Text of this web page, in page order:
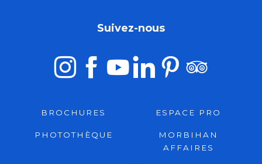
Suivez-nous
BROCHURES ESPACE PRO
PHOTOTHÈQUE
MORBIHAN
AFFAIRES